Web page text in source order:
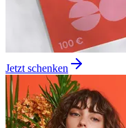
Jetzt schenken